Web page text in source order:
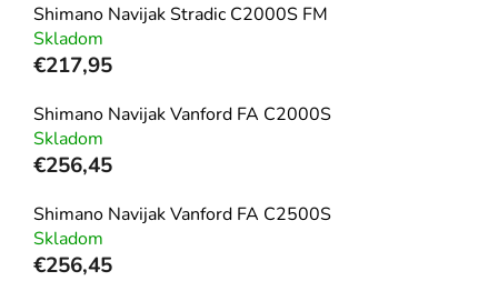
Shimano Navijak Stradic C2000S FM
Skladom
€217,95
Shimano Navijak Vanford FA C2000S
Skladom
€256,45
Shimano Navijak Vanford FA C2500S
Skladom
€256,45